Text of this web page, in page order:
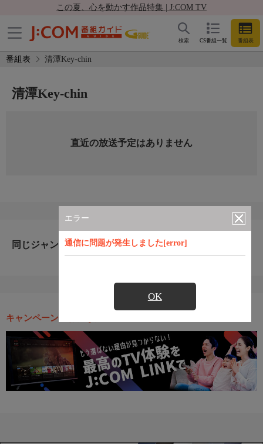
この夏、心を動かす作品特集 | J:COM TV
CS番組一覧 番組表
検索
番組表 清潭Key-chin
エラー
通信に問題が発生しました[error]
OK
清潭Key-chin
直近の放送予定はありません
同じジャンルのおすすめ番組
キャンペーン・お得な情報